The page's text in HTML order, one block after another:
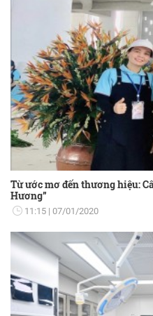
Từ ước mơ đến thương hiệu:
Hương”
11:15 07/01/2020